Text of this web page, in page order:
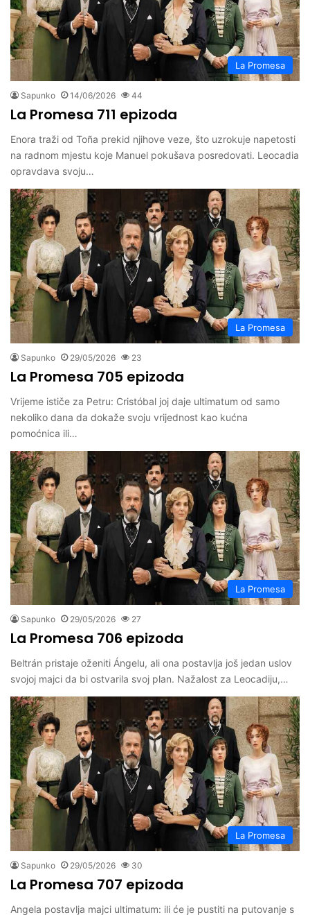
La Promesa
Sapunko 14/06/2026 44
La Promesa 711 epizoda
Enora traži od Toña prekid njihove veze, što uzrokuje napetosti
na radnom mjestu koje Manuel pokušava posredovati. Leocadia
opravdava svoju…
La Promesa
Sapunko 29/05/2026 23
La Promesa 705 epizoda
Vrijeme ističe za Petru: Cristóbal joj daje ultimatum od samo
nekoliko dana da dokaže svoju vrijednost kao kućna
pomoćnica ili…
La Promesa
Sapunko 29/05/2026 27
La Promesa 706 epizoda
Beltrán pristaje oženiti Ángelu, ali ona postavlja još jedan uslov
svojoj majci da bi ostvarila svoj plan. Nažalost za Leocadiju,…
La Promesa
Sapunko 29/05/2026 30
La Promesa 707 epizoda
Angela postavlja majci ultimatum: ili će je pustiti na putovanje s